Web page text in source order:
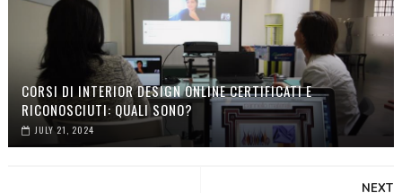
CORSI DI INTERIOR DESIGN ONLINE CERTIFICATI E
RICONOSCIUTI: QUALI SONO?
JULY 21, 2024
NEXT